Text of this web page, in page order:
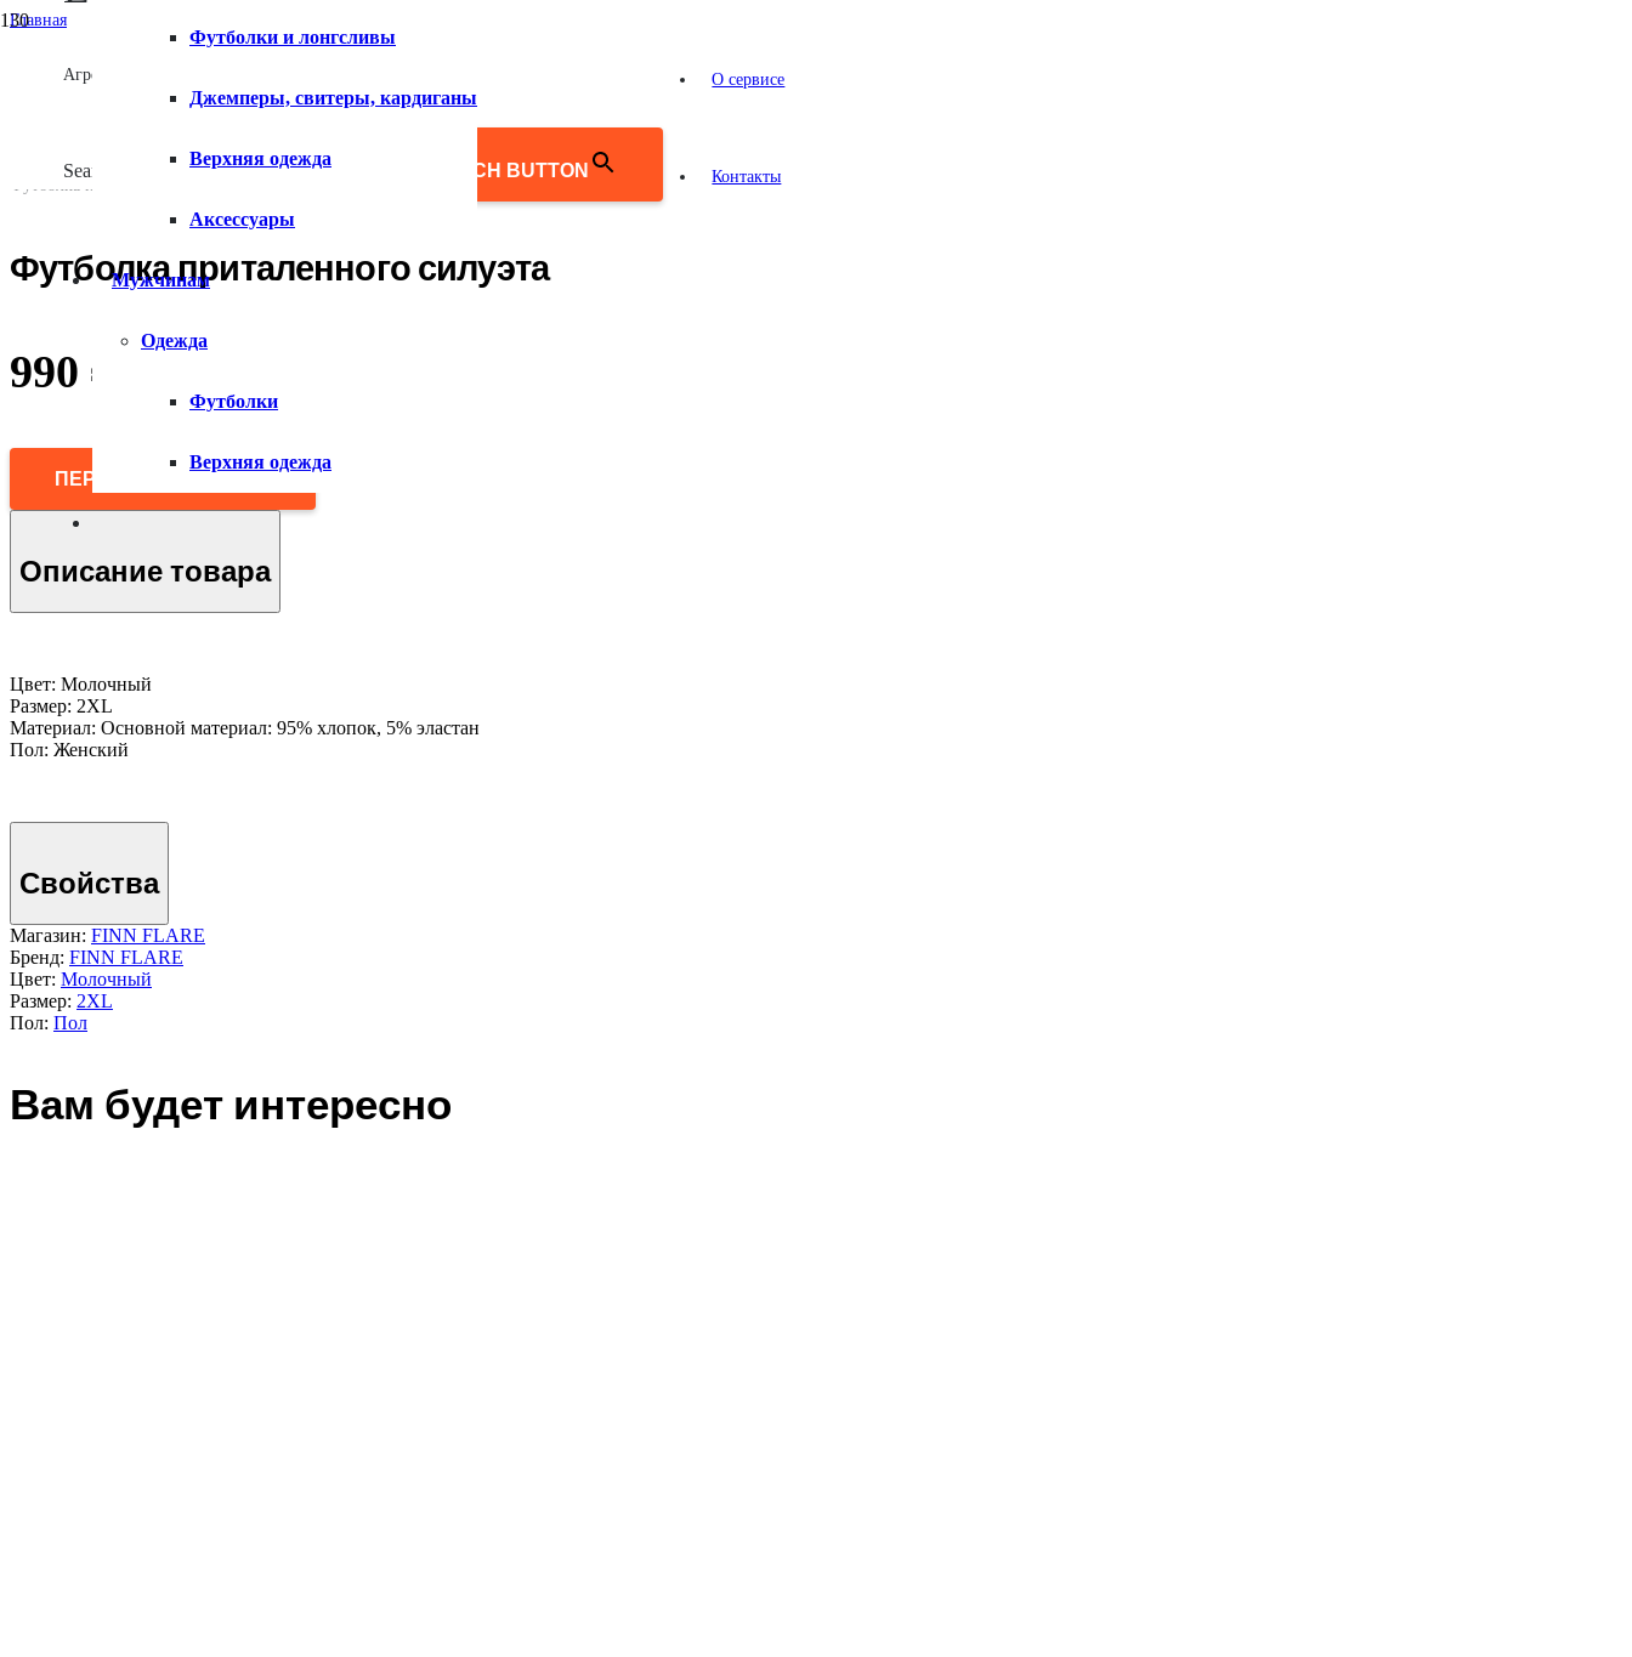
Агрегатор товаров
Search for: SEARCH BUTTON
О сервисе
Контакты
Футболки и лонгсливы
Джемперы, свитеры, кардиганы
Верхняя одежда
Аксессуары
Мужчинам
Одежда
Футболки
Верхняя одежда
Главная
Футболка приталенного силуэта
990 ₽
ПЕРЕЙТИ В МАГАЗИН
Описание товара
Цвет: Молочный
Размер: 2XL
Материал: Основной материал: 95% хлопок, 5% эластан
Пол: Женский
Свойства
Магазин: FINN FLARE
Бренд: FINN FLARE
Цвет: Молочный
Размер: 2XL
Пол: Пол
Вам будет интересно